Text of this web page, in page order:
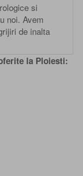
si
noi. Avem
de inalta
la Ploiesti: